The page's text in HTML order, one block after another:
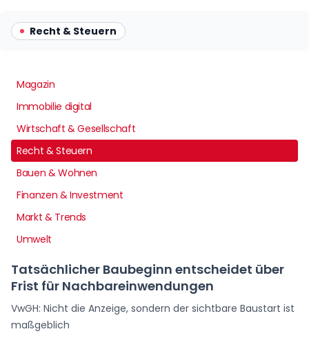
Recht & Steuern
Magazin
Immobilie digital
Wirtschaft & Gesellschaft
Recht & Steuern
Bauen & Wohnen
Finanzen & Investment
Markt & Trends
Umwelt
Tatsächlicher Baubeginn entscheidet über
Frist für Nachbareinwendungen
VwGH: Nicht die Anzeige, sondern der sichtbare Baustart ist
maßgeblich